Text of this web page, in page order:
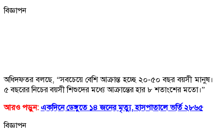
বিজ্ঞাপন
অধিদফতর বলছে, “সবচেয়ে বেশি আক্রান্ত হচ্ছে ২০-৫০ বছর বয়সী মানুষ।
৫ বছরের নিচের বয়সী শিশুদের মধ্যে আক্রান্তের হার ৮ শতাংশের মতো।”
আরও পড়ুন: একদিনে ডেঙ্গুতে ১৪ জনের মৃত্যু, হাসপাতালে ভর্তি ২৮৬৫
বিজ্ঞাপন